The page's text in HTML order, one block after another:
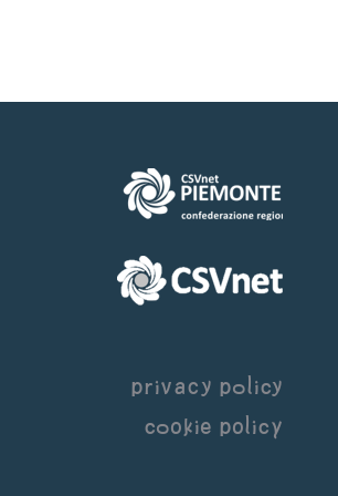
privacy policy
cookie policy